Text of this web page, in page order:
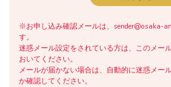
※お申し込み確認メールは、sender@osaka-
す。
迷惑メール設定をされている方は、このメー
おいてください。
メールが届かない場合は、自動的に迷惑メー
か確認してください。